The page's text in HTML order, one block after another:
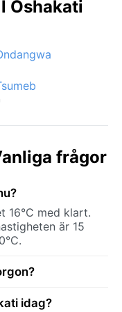
Oshakati
frågor
16°C med klart.
är 15
idag?